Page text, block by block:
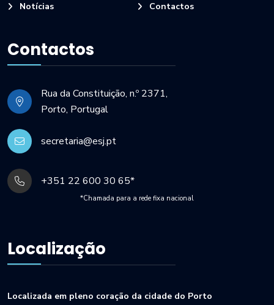
Notícias Contactos
Contactos
Rua da Constituição, n.º 2371,
Porto, Portugal
secretaria@esj.pt
+351 22 600 30 65*
*Chamada para a rede fixa nacional
Localização
Localizada em pleno coração da cidade do Porto